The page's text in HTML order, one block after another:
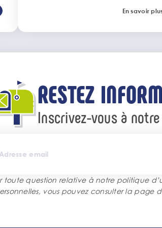
En savoir
RESTEZ
Inscrivez-vous à
toute question relative à notre politique
vous pouvez consulter la page